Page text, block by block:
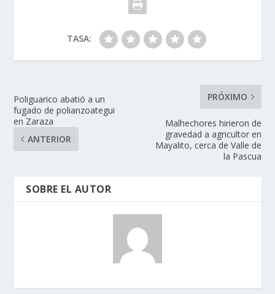
TASA:
Poliguarico abatió a un
fugado de polianzoategui
en Zaraza
ANTERIOR
PRÓXIMO
Malhechores hirieron de
gravedad a agricultor en
Mayalito, cerca de Valle de
la Pascua
SOBRE EL AUTOR